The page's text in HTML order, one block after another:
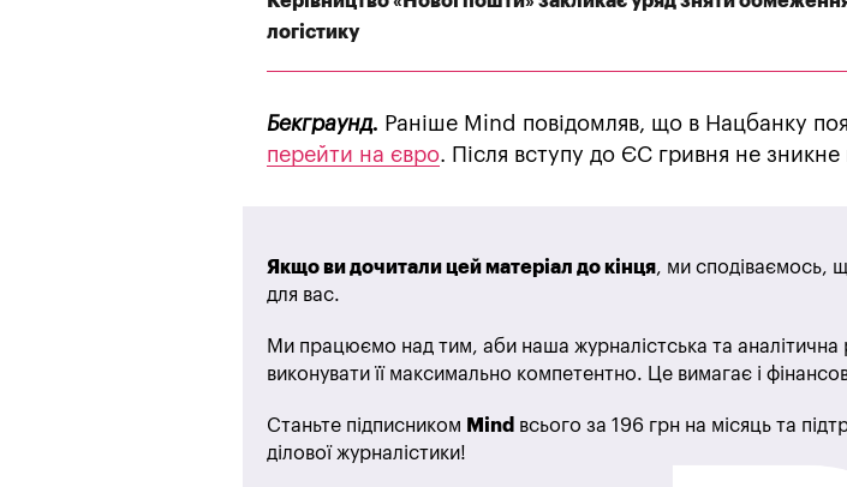
логістику
Бекграунд. Раніше Mind повідомляв, що в Нацбанку
перейти на євро. Після вступу до ЄС гривня не
Якщо ви дочитали цей матеріал до кінця, ми сподіваємось,
для вас.
Ми працюємо над тим, аби наша журналістська та аналітична
виконувати її максимально компетентно. Це вимагає і
Станьте підписником Mind всього за 196 грн на місяць та
ділової журналістики!